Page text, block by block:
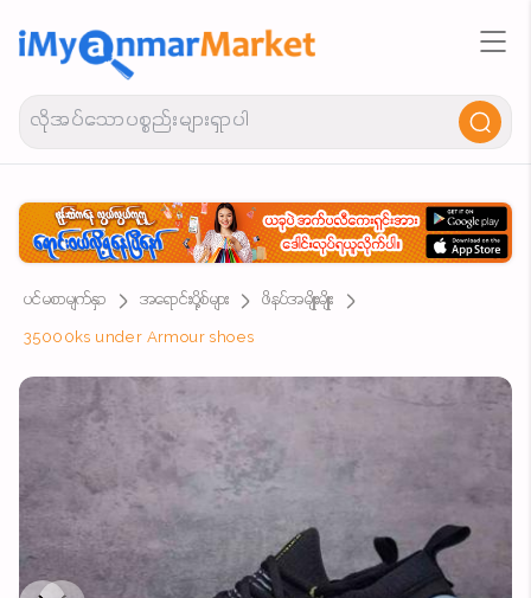
ပင်မစာမျက်နှာ အရောင်းပို့စ်များ
ဖိနပ်အမျိုးမျိုး
35000ks under Armour shoes